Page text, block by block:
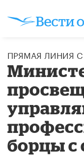
ПРЯМАЯ ЛИНИЯ
борцы с